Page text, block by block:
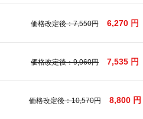
価格改定後：7,550円 6,270 円
価格改定後：9,060円 7,535 円
価格改定後：10,570円 8,800 円